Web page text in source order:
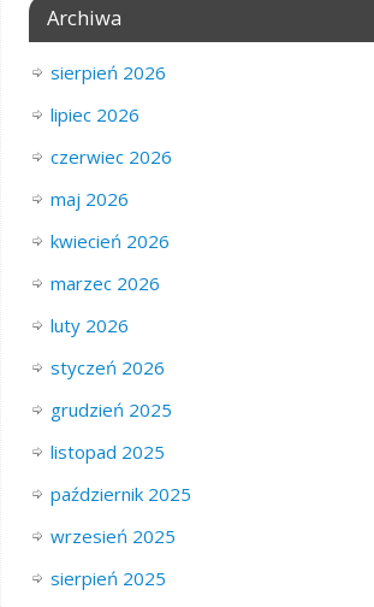
Archiwa
sierpień 2026
lipiec 2026
czerwiec 2026
maj 2026
kwiecień 2026
marzec 2026
luty 2026
styczeń 2026
grudzień 2025
listopad 2025
październik 2025
wrzesień 2025
sierpień 2025